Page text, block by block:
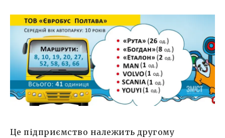
Це підприємство належить другому